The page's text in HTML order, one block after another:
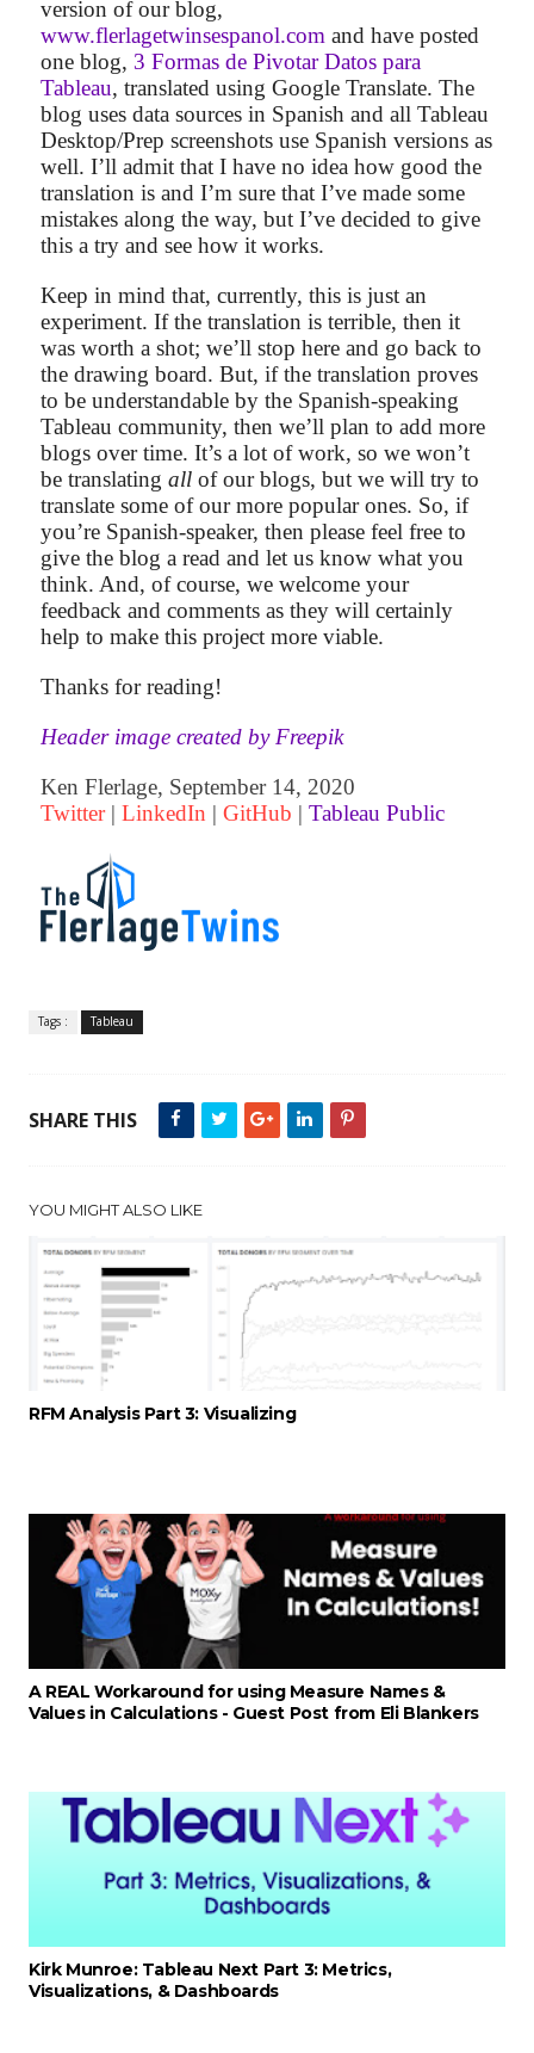
version of our blog,
www.flerlagetwinsespanol.comand have posted
one blog, 3 Formas de Pivotar Datos para
Tableau, translated using Google Translate. The
blog uses data sources in Spanish and all Tableau
Desktop/Prep screenshots use Spanish versions as
well. I’ll admit that I have no idea how good the
translation is and I’m sure that I’ve made some
mistakes along the way, but I’ve decided to give
this a try and see how it works.
Keep in mind that, currently, this is just an
experiment. If the translation is terrible, then it
was worth a shot; we’ll stop here and go back to
the drawing board. But, if the translation proves
to be understandable by the Spanish-speaking
Tableau community, then we’ll plan to add more
blogs over time. It’s a lot of work, so we won’t
be translating allof our blogs, but we will try to
translate some of our more popular ones. So, if
you’re Spanish-speaker, then please feel free to
give the blog a read and let us know what you
think. And, of course, we welcome your
feedback and comments as they will certainly
help to make this project more viable.
Thanks for reading!
Header image created by Freepik
Ken Flerlage, September 14, 2020
Twitter| LinkedIn | GitHub | Tableau Public
Tags : Tableau
SHARE THIS
YOU MIGHT ALSO LIKE
RFM Analysis Part 3: Visualizing
A REAL Workaround for using Measure Names &
Values in Calculations - Guest Post from Eli Blankers
Kirk Munroe: Tableau Next Part 3: Metrics,
Visualizations, & Dashboards